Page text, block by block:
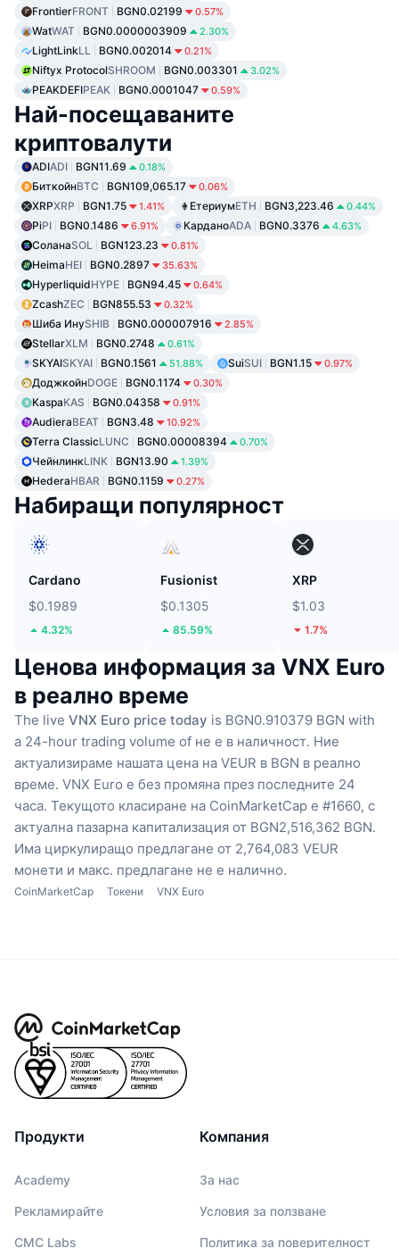
FrontierFRONT BGN0.02199 0.57%
WatWAT BGN0.0000003909 2.30%
LightLinkLL BGN0.002014 0.21%
Niftyx ProtocolSHROOM BGN0.003301 3.02%
PEAKDEFIPEAK BGN0.0001047 0.59%
Най-посещаваните
криптовалути
ADIADI BGN11.69 0.18%
БиткойнBTC BGN109,065.17 0.06%
XRPXRP BGN1.75 1.41% ЕтериумETH BGN3,223.46 0.44%
PiPI BGN0.1486 6.91% КарданоADA BGN0.3376 4.63%
СоланаSOL BGN123.23 0.81%
HeimaHEI BGN0.2897 35.63%
HyperliquidHYPE BGN94.45 0.64%
ZcashZEC BGN855.53 0.32%
Шиба ИнуSHIB BGN0.000007916 2.85%
StellarXLM BGN0.2748 0.61%
SKYAISKYAI BGN0.1561 51.88% SuiSUI BGN1.15 0.97%
ДоджкойнDOGE BGN0.1174 0.30%
KaspaKAS BGN0.04358 0.91%
AudieraBEAT BGN3.48 10.92%
Terra ClassicLUNC BGN0.00008394 0.70%
ЧейнлинкLINK BGN13.90 1.39%
HederaHBAR BGN0.1159 0.27%
Набиращи популярност
Cardano
$0.1989
4.32%
Fusionist
$0.1305
85.59%
XRP
$1.03
1.7%
Ценова информация за VNX Euro
в реално време
The live VNX Euro price today is BGN0.910379 BGN with
a 24-hour trading volume of не е в наличност. Ние
актуализираме нашата цена на VEUR в BGN в реално
време. VNX Euro е без промяна през последните 24
часа. Текущото класиране на CoinMarketCap е #1660, с
актуална пазарна капитализация от BGN2,516,362 BGN.
Има циркулиращо предлагане от 2,764,083 VEUR
монети и макс. предлагане не е налично.
CoinMarketCap Токени VNX Euro
Продукти
Academy
Рекламирайте
CMC Labs
Компания
За нас
Условия за ползване
Политика за поверителност